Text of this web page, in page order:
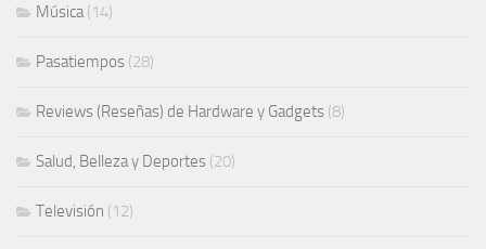
Música(14)
Pasatiempos (28)
Reviews (Reseñas) de Hardware y Gadgets (8)
Salud, Belleza y Deportes (20)
Televisión (12)